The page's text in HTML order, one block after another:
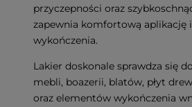
przyczepności oraz
zapewnia komfortową aplikację
wykończenia.
Lakier doskonale sprawdza się
mebli, boazerii, blatów, płyt
oraz elementów wykończenia